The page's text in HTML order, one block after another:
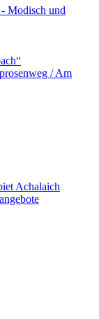
Modisch und
/ Am
Achalaich